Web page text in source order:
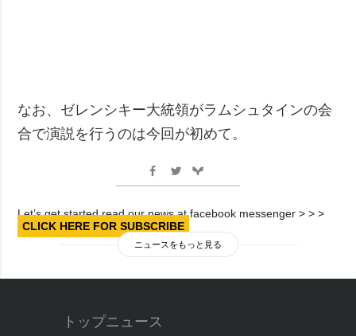
なお、ゼレンシキー大統領がラムシュタインの会
合で演説を行うのは今回が初めて。
Let’s get started read our news at facebook messenger > > >
CLICK HERE FOR SUBSCRIBE
ニュースをもっと見る
トップニュース